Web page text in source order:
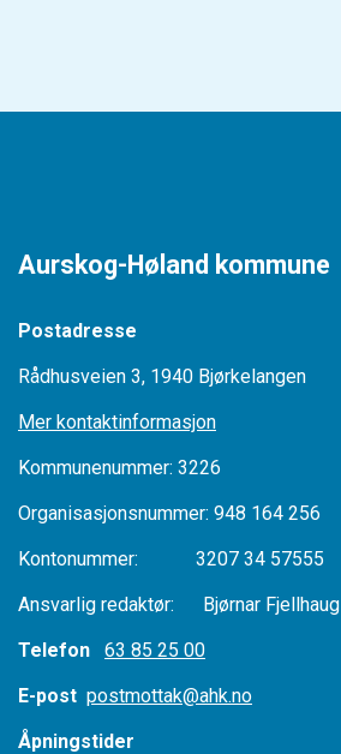
Aurskog-Høland kommune
Postadresse
Rådhusveien 3, 1940 Bjørkelangen
Mer kontaktinformasjon
Kommunenummer: 3226
Organisasjonsnummer: 948 164 256
Kontonummer: 3207 34 57555
Ansvarlig redaktør: Bjørnar Fjellhaug
Telefon 63 85 25 00
E-post postmottak@ahk.no
Åpningstider